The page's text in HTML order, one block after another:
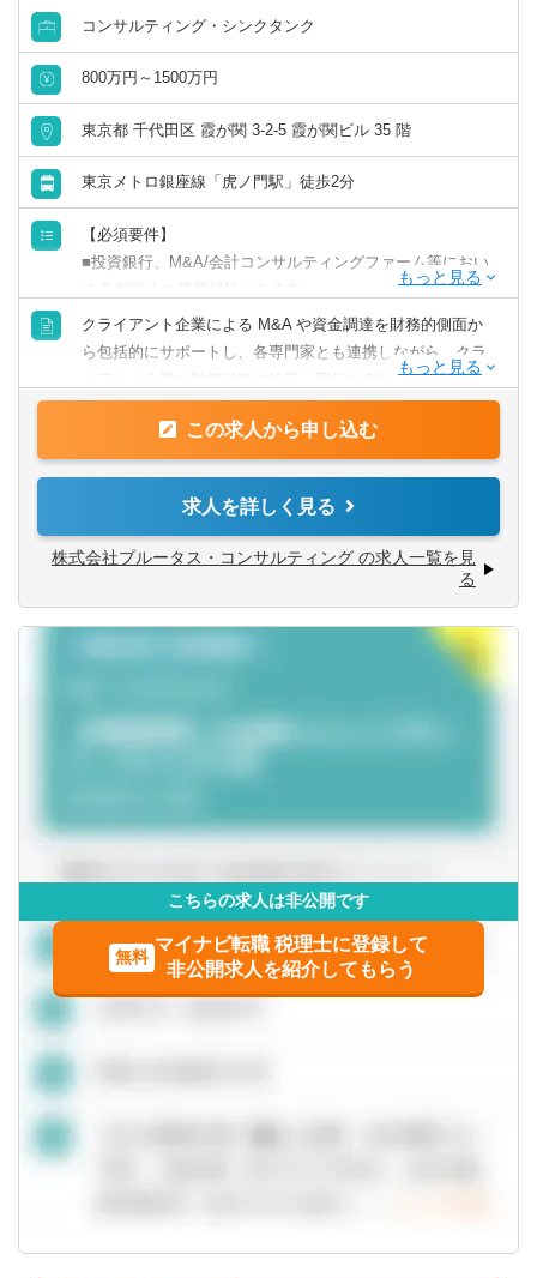
コンサルティング・シンクタンク
800万円～1500万円
東京都 千代田区 霞が関 3-2-5 霞が関ビル 35 階
東京メトロ銀座線「虎ノ門駅」徒歩2分
【必須要件】
■投資銀行、M&A/会計コンサルティングファーム等におい
■上場会社/上場ひ準備会社等事業会社において M&A 関連業
務に 5 年以上携わっていた方
【歓迎要件】
■監査法人や税理士法人などでの経験
■プレゼンテーション能力や交渉力、コミュニケーション能
■ビジネス英語力
クライアント企業による M&A や資金調達を財務的側面か
ら包括的にサポートし、各専門家とも連携しながら、クラ
イアント企業の財務戦略の策定、実行を支援します。 企業
ル・アドバイザリー業務等、M&A で注目されているサービ
スラインにも強みを持ちながら、柔軟かつ裁量ある風通し
アパスの実現が可能です。 具体的には、適性や経験を踏ま
えて、以下の業務に携わっていただきます。
■企業価値評価業務
■会計・ファイナンス領域業務（PPA、減損テスト、IFRS
■開示手続・関連書類作成に関するサポート
■無形資産等の評価業務
■裁判所に提出するための意見書作成・訴訟サポート業務
■種類株式等設計・資本政策コンサルティング業務
この求人から申し込む
求人を詳しく見る
株式会社プルータス・コンサルティング の求人一覧を見
る
こちらの求人は非公開です
無料
マイナビ転職 税理士に登録して
非公開求人を紹介してもらう
岡山県 広島県
香川県
高知県
九州・沖縄
佐賀県
大分県 宮崎県
鹿児島県 沖縄県